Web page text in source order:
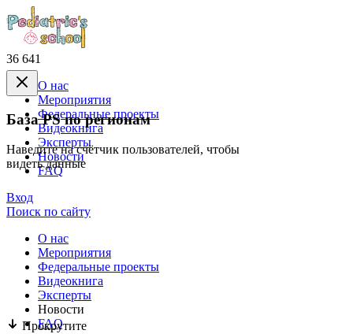
36 641
База PS по регионам
Наведите на счётчик пользователей, чтобы
видеть данные
Прокрутите
О нас
Mероприятия
Федеральные проекты
Видеокнига
Эксперты
Новости
FAQ
Вход
Поиск по сайту
О нас
Mероприятия
Федеральные проекты
Видеокнига
Эксперты
Новости
FAQ